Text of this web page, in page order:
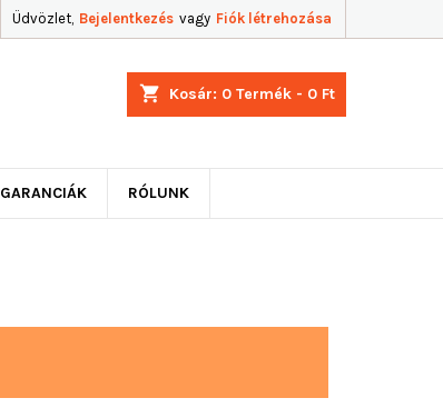
Üdvözlet, Bejelentkezés vagy Fiók létrehozása
shopping_cart Kosár: 0 Termék - 0 Ft
GARANCIÁK RÓLUNK